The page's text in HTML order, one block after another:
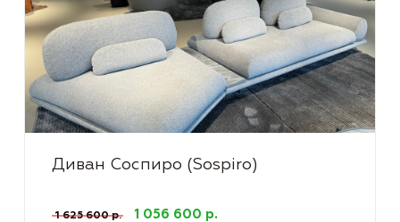
Диван Соспиро (Sospiro)
1 625 600 р. 1 056 600 р.